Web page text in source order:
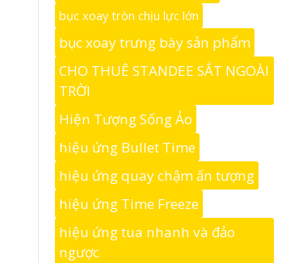
bục xoay tròn chịu lực lớn
bục xoay trưng bày sản phẩm
CHO THUÊ STANDEE SẮT NGOÀI
TRỜI
Hiện Tượng Sống Ảo
hiệu ứng Bullet Time
hiệu ứng quay chậm ấn tượng
hiệu ứng Time Freeze
hiệu ứng tua nhanh và đảo
ngược